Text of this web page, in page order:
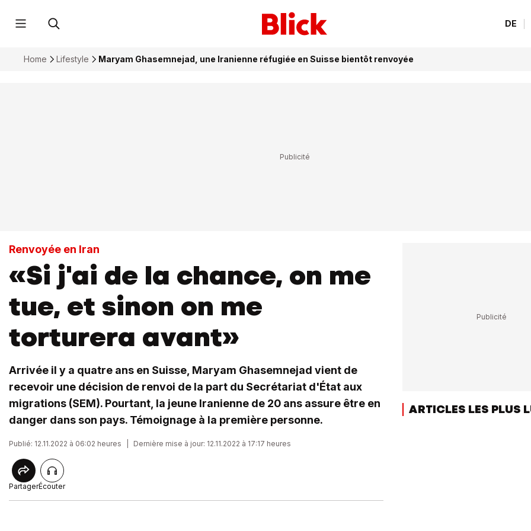
DE
Home Lifestyle Maryam Ghasemnejad, une Iranienne réfugiée en Suisse bientôt renvoyée
Renvoyée en Iran
«Si j'ai de la chance, on me
tue, et sinon on me
torturera avant»
Arrivée il y a quatre ans en Suisse, Maryam Ghasemnejad vient de
recevoir une décision de renvoi de la part du Secrétariat d'État aux
migrations (SEM). Pourtant, la jeune Iranienne de 20 ans assure être en
danger dans son pays. Témoignage à la première personne.
Publié: 12.11.2022 à 06:02 heures Dernière mise à jour: 12.11.2022 à 17:17 heures
PartagerÉcouter
ARTICLES LES PLUS